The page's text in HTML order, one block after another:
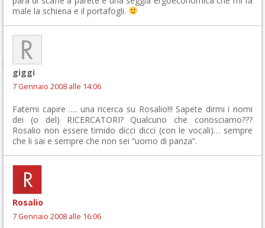
male la schiena e il portafogli.
giggi
7 Gennaio 2008 alle 14:06
Fatemi capire …. una ricerca su Rosalio!!! Sapete dirmi i nomi
dei (o del) RICERCATORI? Qualcuno che conosciamo???
Rosalio non essere timido dicci dicci (con le vocali)… sempre
che li sai e sempre che non sei “uomo di panza”.
Rosalio
7 Gennaio 2008 alle 16:06